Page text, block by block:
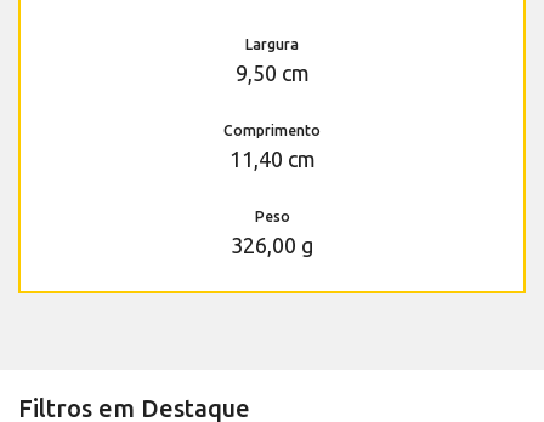
Largura
9,50 cm
Comprimento
11,40 cm
Peso
326,00 g
Filtros em Destaque